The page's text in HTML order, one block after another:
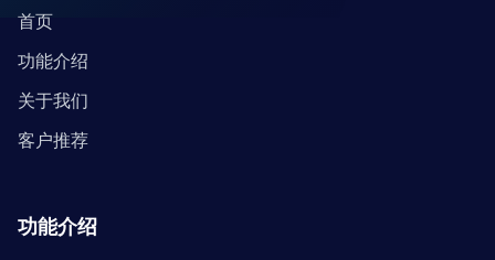
首页
功能介绍
关于我们
客户推荐
功能介绍